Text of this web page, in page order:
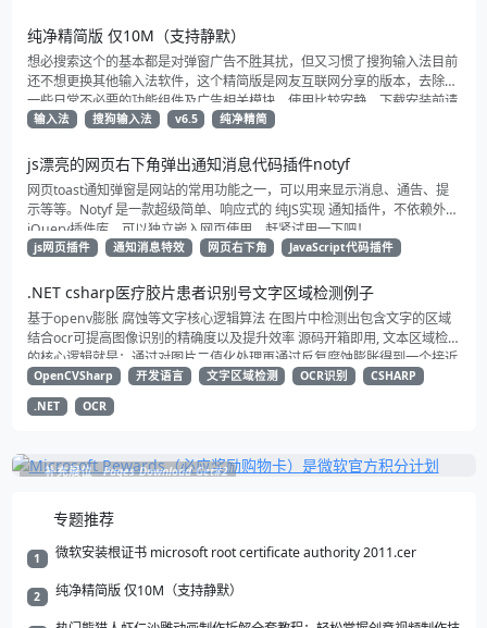
纯净精简版 仅10M（支持静默）
想必搜索这个的基本都是对弹窗广告不胜其扰，但又习惯了搜狗输入法目前
还不想更换其他输入法软件，这个精简版是网友互联网分享的版本，去除了
一些日常不必要的功能组件及广告相关模块，使用比较安静，下载安装前请
自行杀一下毒
输入法 搜狗输入法 v6.5 纯净精简
js漂亮的网页右下角弹出通知消息代码插件notyf
网页toast通知弹窗是网站的常用功能之一，可以用来显示消息、通告、提
示等等。Notyf 是一款超级简单、响应式的 纯JS实现 通知插件，不依赖外部
jQuery插件库，可以独立嵌入网页使用。赶紧试用一下吧！
js网页插件 通知消息特效 网页右下角 JavaScript代码插件
.NET csharp医疗胶片患者识别号文字区域检测例子
基于openv膨胀 腐蚀等文字核心逻辑算法 在图片中检测出包含文字的区域
结合ocr可提高图像识别的精确度以及提升效率 源码开箱即用, 文本区域检测
的核心逻辑就是：通过对图片二值化处理再通过反复腐蚀膨胀得到一个接近
矩形的方块 然后将这些矩形框选出来就得到了文本所在区域 再根据一系列
过滤规则提取到我们所需要的区域 进行识别减少不必要的图像识别 以提升
系统整体效率
OpenCVSharp 开发语言 文字区域检测 OCR识别
CSHARP
.NET
OCR
补充展位 Pages_Download_Get#2
专题推荐
1 微软安装根证书 microsoft root certificate authority 2011.cer
2 纯净精简版 仅10M（支持静默）